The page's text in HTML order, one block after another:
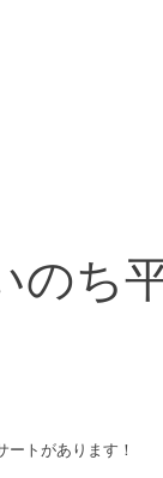
ち
ートがあります！